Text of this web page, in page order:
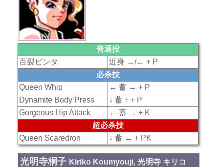
普通投
百裂ビンタ
近身 →/← + P
必杀技
Queen Whip
← 蓄 → + P
Dynamite Body Press
↓ 蓄 ↑ + P
Gorgeous Hip Attack
← 蓄 → + K
超必杀技
Queen Scaredron
↓ 蓄 ← + PK
光明寺桐子 Kiriko Koumyouji, 光明寺 キリコ